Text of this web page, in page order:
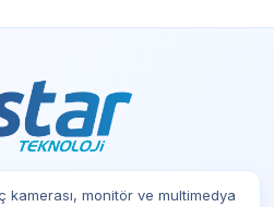
monitör ve multimedya